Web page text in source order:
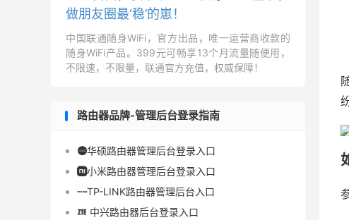
做朋友圈最‘稳’的崽！
中国联通随身WiFi，官方出品，唯一运营商收款的
随身WiFi产品。399元可畅享13个月流量随便用，
不限速，不限量，联通官方充值，权威保障！
路由器品牌-管理后台登录指南
华硕路由器管理后台登录入口
小米路由器管理后台登录入口
TP-LINK路由器管理后台入口
 中兴路由器后台登录入口